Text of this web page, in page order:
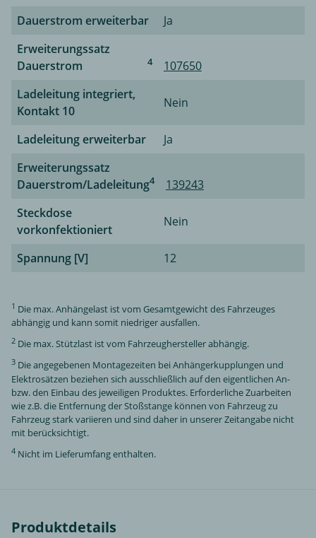
Dauerstrom erweiterbar
Ja
Erweiterungssatz
Dauerstrom
4
107650
Ladeleitung integriert,
Kontakt 10
Nein
Ladeleitung erweiterbar
Ja
Erweiterungssatz
Dauerstrom/Ladeleitung4
139243
Steckdose
vorkonfektioniert
Nein
Spannung [V] 12
1 Die max. Anhängelast ist vom Gesamtgewicht des Fahrzeuges
abhängig und kann somit niedriger ausfallen.
2 Die max. Stützlast ist vom Fahrzeughersteller abhängig.
3 Die angegebenen Montagezeiten bei Anhängerkupplungen und
Elektrosätzen beziehen sich ausschließlich auf den eigentlichen An-
bzw. den Einbau des jeweiligen Produktes. Erforderliche Zuarbeiten
wie z.B. die Entfernung der Stoßstange können von Fahrzeug zu
Fahrzeug stark variieren und sind daher in unserer Zeitangabe nicht
mit berücksichtigt.
4 Nicht im Lieferumfang enthalten.
Produktdetails